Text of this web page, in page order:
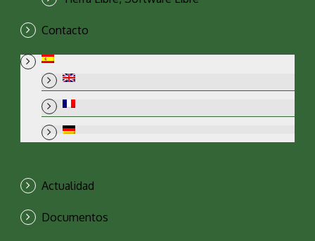
Contacto
Actualidad
Documentos